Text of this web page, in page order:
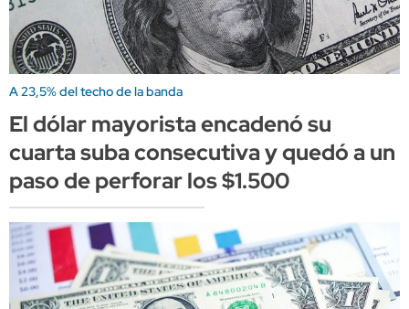
A 23,5% del techo de la banda
El dólar mayorista encadenó su
cuarta suba consecutiva y quedó a un
paso de perforar los $1.500